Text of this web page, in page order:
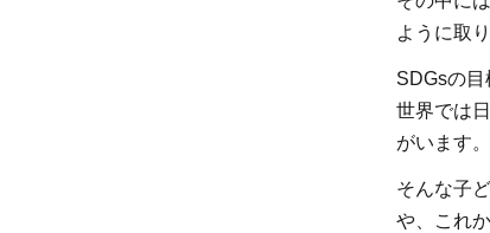
の実
教
題
ように取
SDGsの目
世界では
がいます。
そんな子
や、これ